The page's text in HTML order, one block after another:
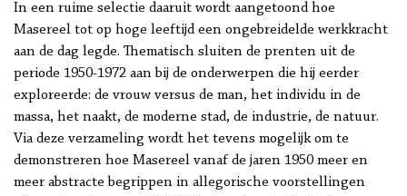
In een ruime selectie daaruit wordt aangetoond hoe
Masereel tot op hoge leeftijd een ongebreidelde werkkracht
aan de dag legde. Thematisch sluiten de prenten uit de
periode 1950-1972 aan bij de onderwerpen die hij eerder
exploreerde: de vrouw versus de man, het individu in de
massa, het naakt, de moderne stad, de industrie, de natuur.
Via deze verzameling wordt het tevens mogelijk om te
demonstreren hoe Masereel vanaf de jaren 1950 meer en
meer abstracte begrippen in allegorische voorstellingen